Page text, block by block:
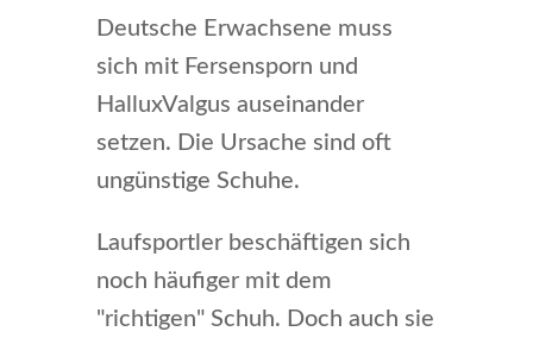
Deutsche Erwachsene muss
sich mit Fersensporn und
HalluxValgus auseinander
setzen. Die Ursache sind oft
ungünstige Schuhe.
Laufsportler beschäftigen sich
noch häufiger mit dem
"richtigen" Schuh. Doch auch sie